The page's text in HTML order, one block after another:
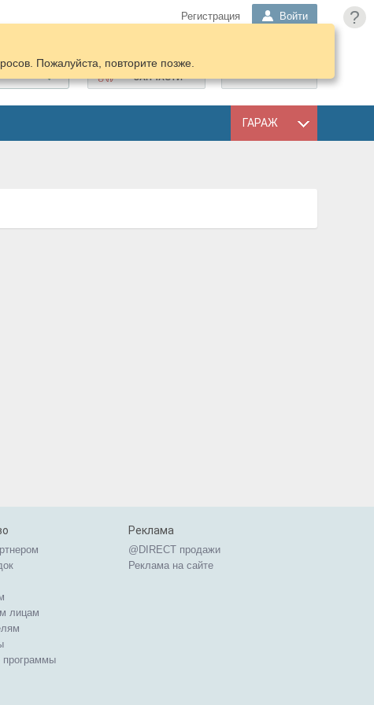
?
Регистрация Войти
ПОДОБРАТЬ
ЗАПЧАСТИ
ГАРАЖ
Пожалуйста, повторите позже.
лицам
программы
Реклама
@DIRECT продажи
Реклама на сайте